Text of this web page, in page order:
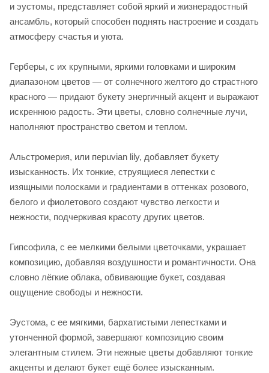
и эустомы, представляет собой яркий и жизнерадостный
ансамбль, который способен поднять настроение и создать
атмосферу счастья и уюта.
Герберы, с их крупными, яркими головками и широким
диапазоном цветов — от солнечного желтого до страстного
красного — придают букету энергичный акцент и выражают
искреннюю радость. Эти цветы, словно солнечные лучи,
наполняют пространство светом и теплом.
Альстромерия, или перuvian lily, добавляет букету
изысканность. Их тонкие, струящиеся лепестки с
изящными полосками и градиентами в оттенках розового,
белого и фиолетового создают чувство легкости и
нежности, подчеркивая красоту других цветов.
Гипсофила, с ее мелкими белыми цветочками, украшает
композицию, добавляя воздушности и романтичности. Она
словно лёгкие облака, обвивающие букет, создавая
ощущение свободы и нежности.
Эустома, с ее мягкими, бархатистыми лепестками и
утонченной формой, завершают композицию своим
элегантным стилем. Эти нежные цветы добавляют тонкие
акценты и делают букет ещё более изысканным.